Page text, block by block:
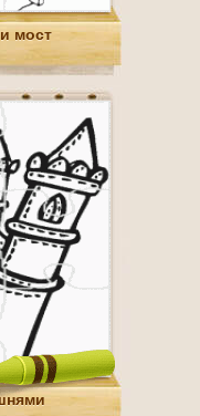
мост